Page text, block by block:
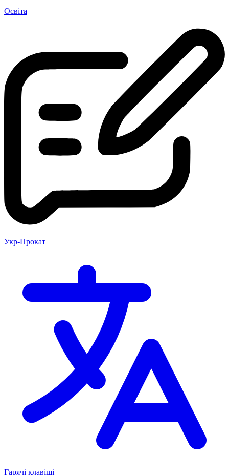
Освіта
Укр-Прокат
Гарячі клавіші